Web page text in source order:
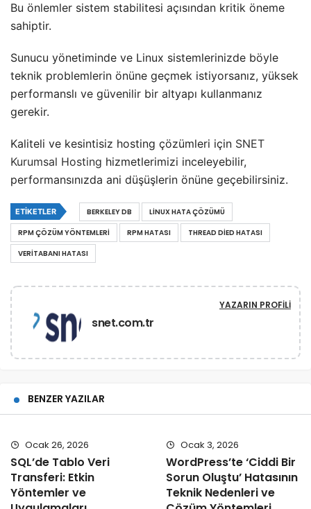
Bu önlemler sistem stabilitesi açısından kritik öneme
sahiptir.
Sunucu yönetiminde ve Linux sistemlerinizde böyle
teknik problemlerin önüne geçmek istiyorsanız, yüksek
performanslı ve güvenilir bir altyapı kullanmanız
gerekir.
Kaliteli ve kesintisiz hosting çözümleri için SNET
Kurumsal Hosting hizmetlerimizi inceleyebilir,
performansınızda ani düşüşlerin önüne geçebilirsiniz.
ETIKETLER BERKELEY DB
LINUX HATA ÇÖZÜMÜ
RPM ÇÖZÜM YÖNTEMLERI
RPM HATASI
THREAD DIED HATASI
VERITABANI HATASI
snet.com.tr
YAZARIN PROFILI
BENZER YAZILAR
Ocak 26, 2026
SQL’de Tablo Veri
Transferi: Etkin
Yöntemler ve
Ocak 3, 2026
WordPress’te ‘Ciddi Bir
Sorun Oluştu’ Hatasının
Teknik Nedenleri ve